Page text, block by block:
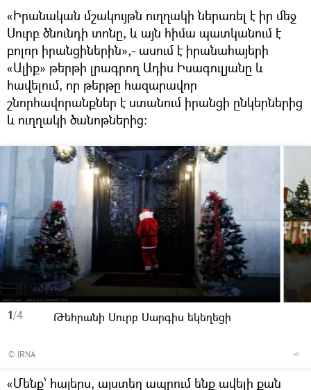
«Իրանական մշակույթն ուղղակի ներառել է իր մեջ
Սուրբ ծնունդի տոնը, և այն հիմա պատկանում է
բոլոր իրանցիներին»,- ասում է իրանահայերի
«Ալիք» թերթի լրագրող Ադիս Իսագուլյանը և
հավելում, որ թերթը հազարավոր
շնորհավորանքներ է ստանում իրանցի ընկերներից
և ուղղակի ծանոթներից:
1/4
© IRNA
Թեհրանի Սուրբ Սարգիս եկեղեցի
«Մենք՝ հայերս, այստեղ ապրում ենք ավելի քան